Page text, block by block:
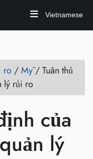
Vietnamese
ro /Mỹ/Tuân thủ
lý rủi ro
của
lý